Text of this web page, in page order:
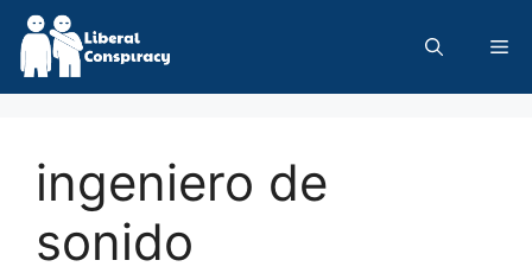
Skip
content
ingeniero de
sonido